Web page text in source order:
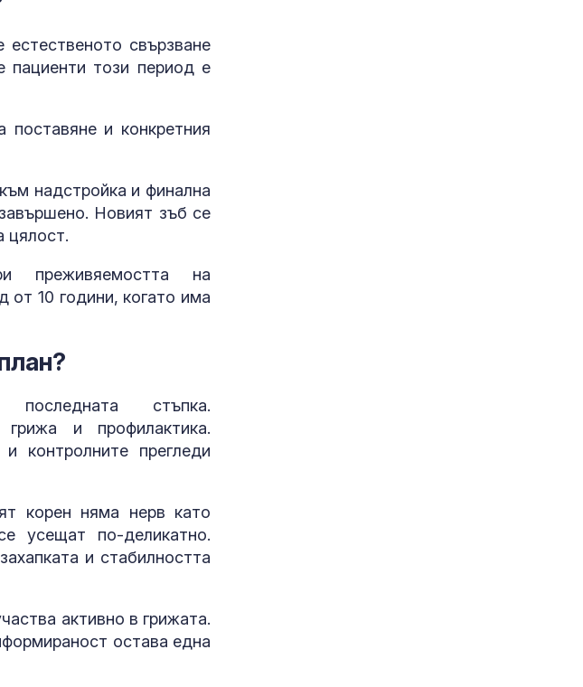
естественото свързване
пациенти този период е
и конкретния
надстройка и финална
Новият зъб се
цялост.
преживяемостта на
от 10 години, когато има
стъпка.
и профилактика.
контролните прегледи
корен няма нерв като
усещат по-деликатно.
и стабилността
активно в грижата.
остава една